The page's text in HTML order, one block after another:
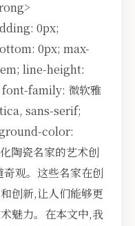
0px;
0px; max-
line-height:
family: 微软雅
sans-serif;
color:
陶瓷名家的艺术创
观。这些名家在创
创新,让人们能够更
魅力。在本文中,我